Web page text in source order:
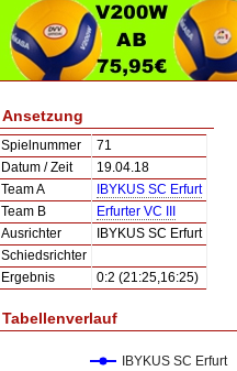
Ansetzung
Spielnummer
71
Datum / Zeit
19.04.18
Team A
IBYKUS SC Erfurt
Team B
Erfurter VC III
Ausrichter
IBYKUS SC Erfurt
Schiedsrichter
Ergebnis
0:2 (21:25,16:25)
Tabellenverlauf
IBYKUS SC Erfurt